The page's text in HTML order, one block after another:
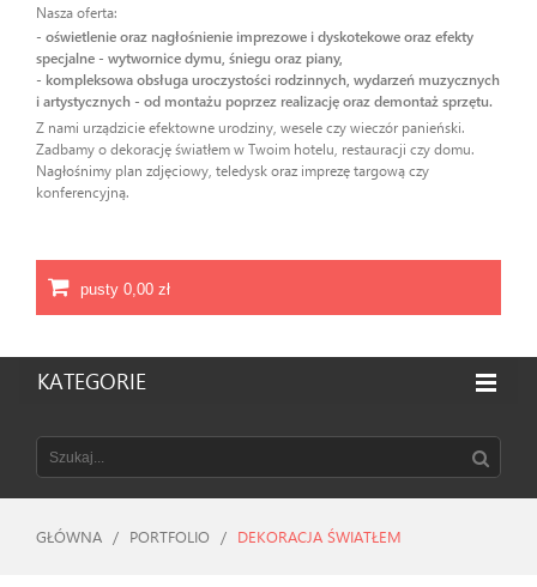
Nasza oferta:
- oświetlenie oraz nagłośnienie imprezowe i dyskotekowe oraz efekty
specjalne - wytwornice dymu, śniegu oraz piany,
- kompleksowa obsługa uroczystości rodzinnych, wydarzeń muzycznych
i artystycznych - od montażu poprzez realizację oraz demontaż sprzętu.
Z nami urządzicie efektowne urodziny, wesele czy wieczór panieński.
Zadbamy o dekorację światłem w Twoim hotelu, restauracji czy domu.
Nagłośnimy plan zdjęciowy, teledysk oraz imprezę targową czy
konferencyjną.
pusty 0,00 zł
KATEGORIE
GŁÓWNA / PORTFOLIO / DEKORACJA ŚWIATŁEM